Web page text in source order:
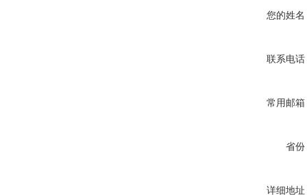
您的姓名
联系电话
常用邮箱
省份
详细地址